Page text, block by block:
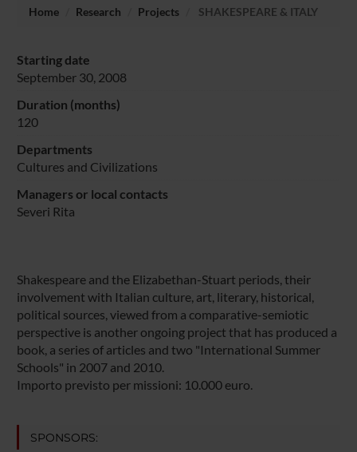
Home Research Projects SHAKESPEARE & ITALY
Starting date
September 30, 2008
Duration (months)
120
Departments
Cultures and Civilizations
Managers or local contacts
Severi Rita
Shakespeare and the Elizabethan-Stuart periods, their
involvement with Italian culture, art, literary, historical,
political sources, viewed from a comparative-semiotic
perspective is another ongoing project that has produced a
book, a series of articles and two "International Summer
Schools" in 2007 and 2010.
Importo previsto per missioni: 10.000 euro.
SPONSORS: